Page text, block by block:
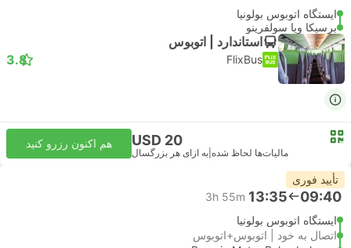
ایستگاه اتوبوس بولونیا
برسیکا ویا سولفرینو
استاندارد | اتوبوس
FlixBus
3.8
USD 20
مالیات‌ها لحاظ شده به ازای هر بزرگسال
هم اکنون رزرو کنید
تأیید فوری
09:40
13:35
3h 55m
ایستگاه اتوبوس بولونیا
اتصال به خود | اتوبوس+اتوبوس